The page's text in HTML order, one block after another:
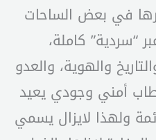
في بعض الساحات
“سردية” كاملة،
والهوية، والعدو
أمني وجودي يعيد
ولهذا لايزال يسمي